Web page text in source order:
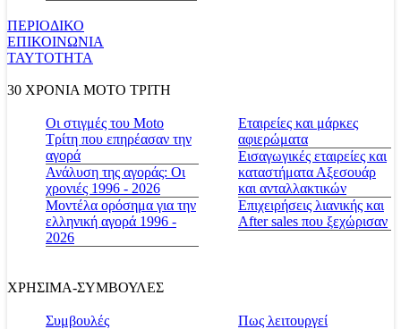
ΠΕΡΙΟΔΙΚΟ
ΕΠΙΚΟΙΝΩΝΙΑ
ΤΑΥΤΟΤΗΤΑ
30 ΧΡΟΝΙΑ MOTO ΤΡΙΤΗ
Οι στιγμές του Moto
Τρίτη που επηρέασαν την
αγορά
Ανάλυση της αγοράς: Οι
χρονιές 1996 - 2026
Μοντέλα ορόσημα για την
ελληνική αγορά 1996 -
2026
Εταιρείες και μάρκες
αφιερώματα
Εισαγωγικές εταιρείες και
καταστήματα Αξεσουάρ
και ανταλλακτικών
Επιχειρήσεις λιανικής και
After sales που ξεχώρισαν
ΧΡΗΣΙΜΑ-ΣΥΜΒΟΥΛΕΣ
Συμβουλές
Πως λειτουργεί